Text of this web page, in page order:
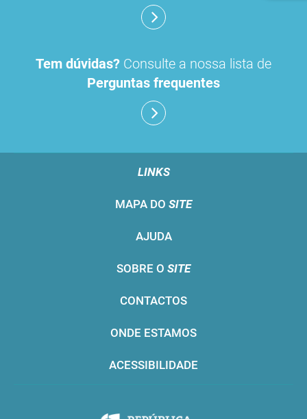
Tem dúvidas? Consulte a nossa lista de
Perguntas frequentes
LINKS
MAPA DO SITE
AJUDA
SOBRE O SITE
CONTACTOS
ONDE ESTAMOS
ACESSIBILIDADE